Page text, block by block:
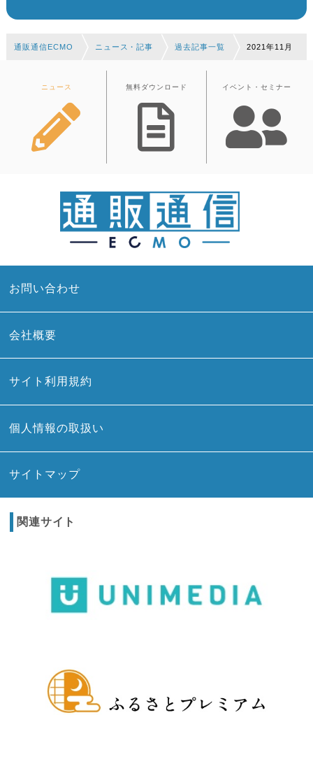
通販通信ECMO ニュース・記事 過去記事一覧 2021年11月
ニュース 無料ダウンロード イベント・セミナー
お問い合わせ
会社概要
サイト利用規約
個人情報の取扱い
サイトマップ
関連サイト